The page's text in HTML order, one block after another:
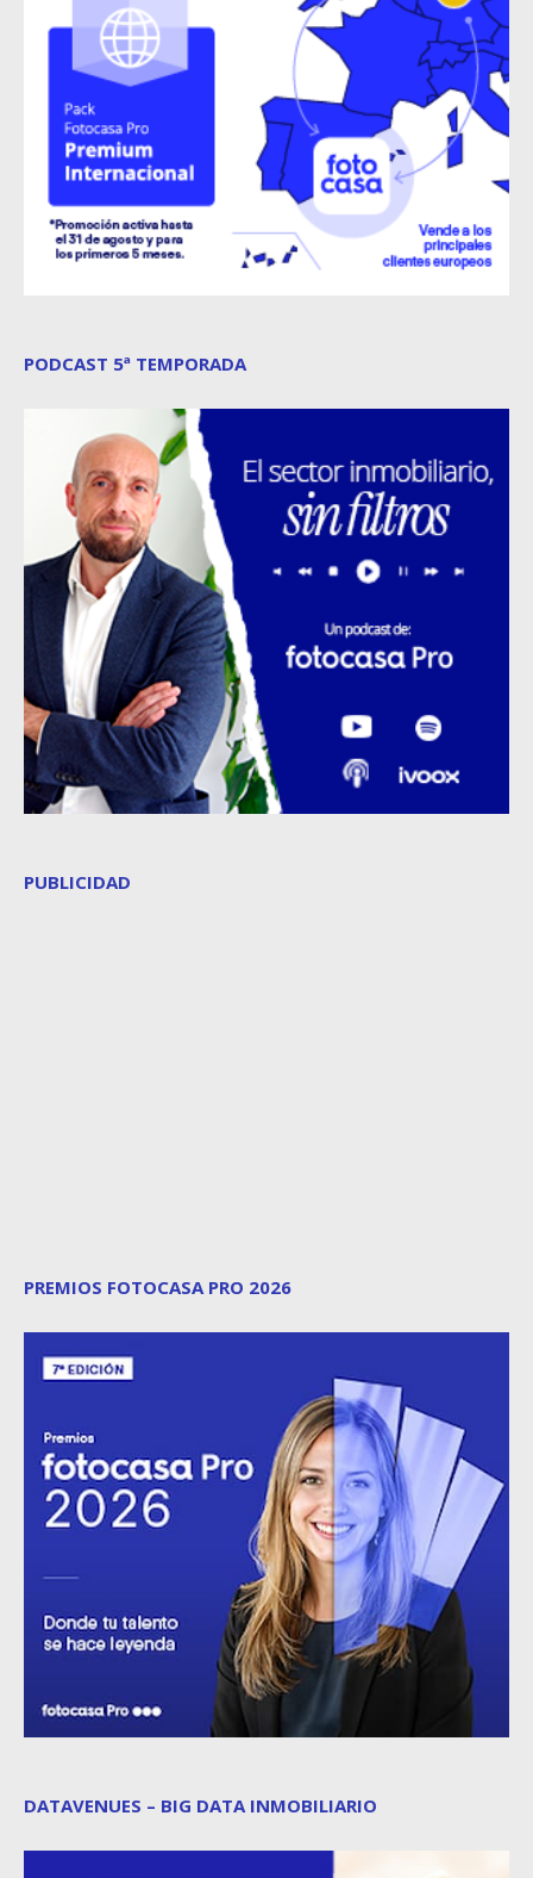
PODCAST 5ª TEMPORADA
PUBLICIDAD
PREMIOS FOTOCASA PRO 2026
DATAVENUES – BIG DATA INMOBILIARIO